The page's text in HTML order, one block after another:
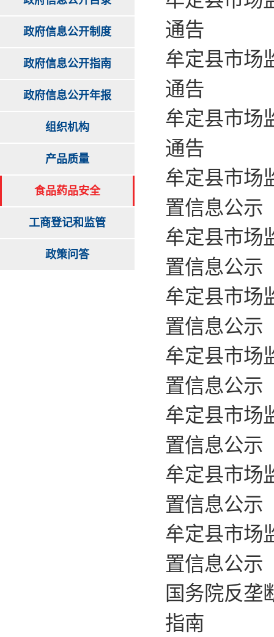
政府信息公开制度
政府信息公开指南
政府信息公开年报
组织机构
产品质量
食品药品安全
工商登记和监管
政策问答
通告
牟定县市场
通告
牟定县市场
通告
牟定县市场
置信息公示
牟定县市场
置信息公示
牟定县市场
置信息公示
牟定县市场
置信息公示
牟定县市场
置信息公示
牟定县市场
置信息公示
牟定县市场
置信息公示
国务院反垄
指南